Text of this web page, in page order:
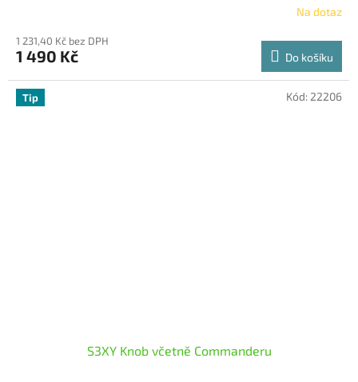
Na dotaz
1 231,40 Kč bez DPH
1 490 Kč Do košíku
Tip
S3XY Knob včetně Commanderu
Kód:22206